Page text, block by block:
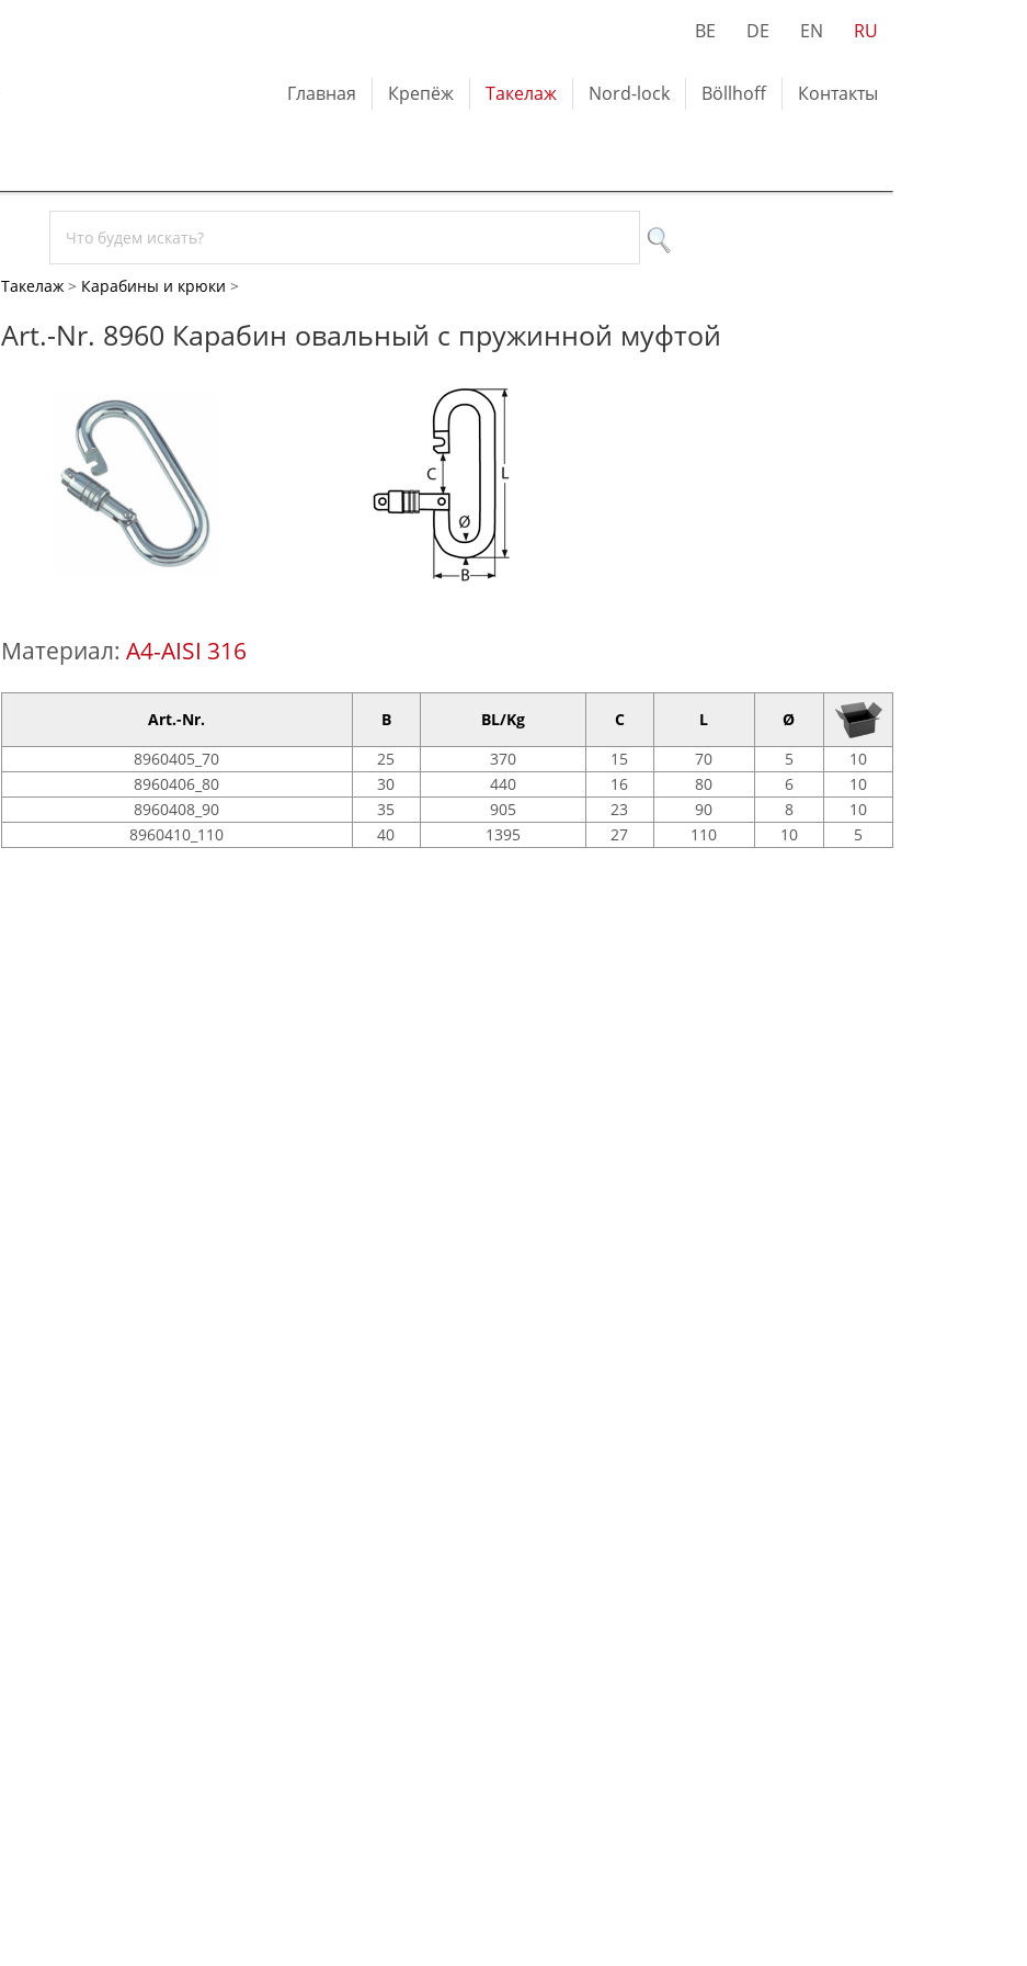
BE DE EN RU
Главная Крепёж Такелаж Nord-lock Böllhoff Контакты
Такелаж> Карабины и крюки >
Art.-Nr. 8960 Карабин овальный с пружинной муфтой
Материал: A4-AISI 316
Art.-Nr. B BL/Kg C L
Ø
8960405_70
25 370 15 70 5
10
8960406_80
30 440 16 80 6
10
8960408_90
35 905 23 90 8
10
8960410_110
40 1395 27 110 10 5